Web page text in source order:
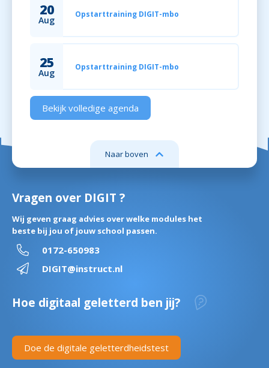
20
Aug
Opstarttraining DIGIT-mbo
25
Aug
Opstarttraining DIGIT-mbo
Bekijk volledige agenda
Naar boven
Vragen over DIGIT ?
Wij geven graag advies over welke modules het
beste bij jou of jouw school passen.
0172-650983
DIGIT@instruct.nl
Hoe digitaal geletterd ben jij?
Doe de digitale geletterdheidstest